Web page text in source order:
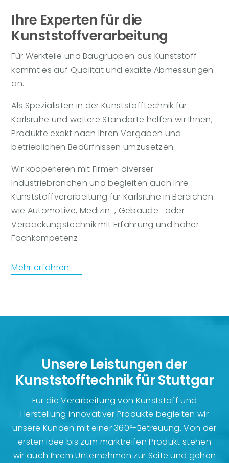
Ihre Experten für die
Kunststoffverarbeitung
Für Werkteile und Baugruppen aus Kunststoff
kommt es auf Qualität und exakte Abmessungen
an.
Als Spezialisten in der Kunststofftechnik für
Karlsruhe und weitere Standorte helfen wir Ihnen,
Produkte exakt nach Ihren Vorgaben und
betrieblichen Bedürfnissen umzusetzen.
Wir kooperieren mit Firmen diverser
Industriebranchen und begleiten auch Ihre
Kunststoffverarbeitung für Karlsruhe in Bereichen
wie Automotive, Medizin-, Gebäude- oder
Verpackungstechnik mit Erfahrung und hoher
Fachkompetenz.
Mehr erfahren
Unsere Leistungen der
Kunststofftechnik für Stuttgar
Für die Verarbeitung von Kunststoff und
Herstellung innovativer Produkte begleiten wir
unsere Kunden mit einer 360°-Betreuung. Von der
ersten Idee bis zum marktreifen Produkt stehen
wir auch Ihrem Unternehmen zur Seite und gehen